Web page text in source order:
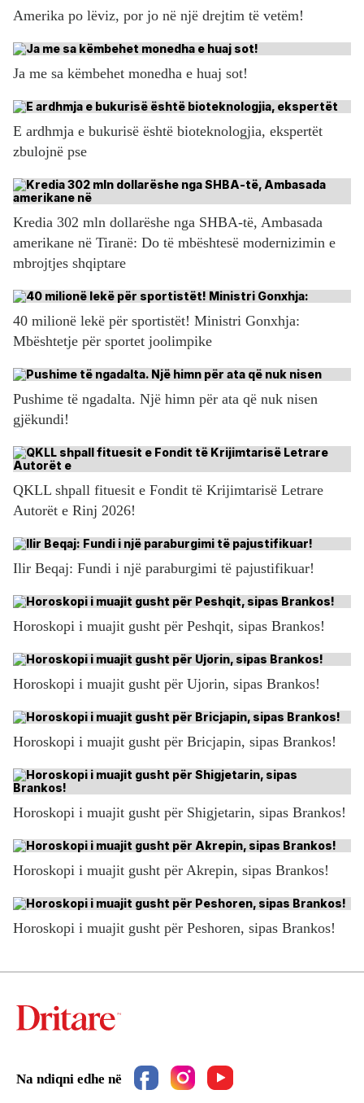
Amerika po lëviz, por jo në një drejtim të vetëm!
Ja me sa këmbehet monedha e huaj sot!
E ardhmja e bukurisë është bioteknologjia, ekspertët
zbulojnë pse
Kredia 302 mln dollarëshe nga SHBA-të, Ambasada
amerikane në Tiranë: Do të mbështesë modernizimin e
mbrojtjes shqiptare
40 milionë lekë për sportistët! Ministri Gonxhja:
Mbështetje për sportet joolimpike
Pushime të ngadalta. Një himn për ata që nuk nisen
gjëkundi!
QKLL shpall fituesit e Fondit të Krijimtarisë Letrare
Autorët e Rinj 2026!
Ilir Beqaj: Fundi i një paraburgimi të pajustifikuar!
Horoskopi i muajit gusht për Peshqit, sipas Brankos!
Horoskopi i muajit gusht për Ujorin, sipas Brankos!
Horoskopi i muajit gusht për Bricjapin, sipas Brankos!
Horoskopi i muajit gusht për Shigjetarin, sipas Brankos!
Horoskopi i muajit gusht për Akrepin, sipas Brankos!
Horoskopi i muajit gusht për Peshoren, sipas Brankos!